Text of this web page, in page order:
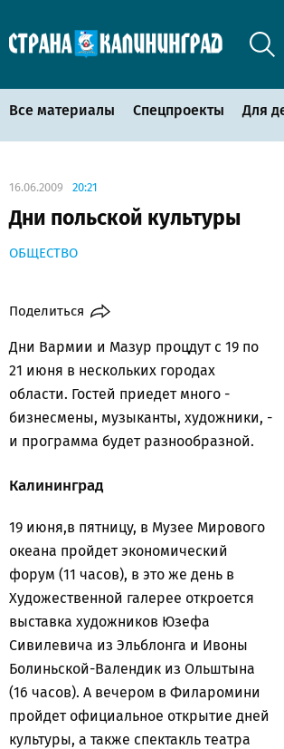
Все материалы Спецпроекты Для
16.06.2009 20:21
Дни польской культуры
ОБЩЕСТВО
Поделиться
Дни Вармии и Мазур процдут с 19 по
21 июня в нескольких городах
области. Гостей приедет много -
бизнесмены, музыканты, художники, -
и программа будет разнообразной.
Калининград
19 июня,в пятницу, в Музее Мирового
океана пройдет экономический
форум (11 часов), в это же день в
Художественной галерее откроется
выставка художников Юзефа
Сивилевича из Эльблонга и Ивоны
Болиньской-Валендик из Ольштына
(16 часов). А вечером в Филаромини
пройдет официальное открытие дней
культуры, а также спектакль театра